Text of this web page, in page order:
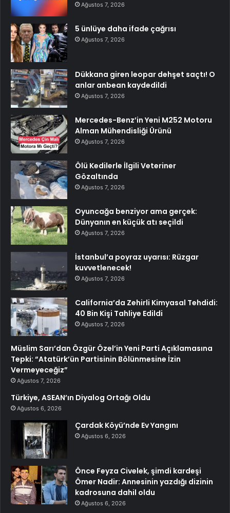
Ağustos 7, 2026
5 ünlüye daha ifade çağrısı
Ağustos 7, 2026
Dükkana giren leopar dehşet saçtı! O
anlar anbean kaydedildi
Ağustos 7, 2026
Mercedes-Benz’in Yeni M252 Motoru
Alman Mühendisliği Ürünü
Ağustos 7, 2026
Ölü Kedilerle İlgili Veteriner
Gözaltında
Ağustos 7, 2026
Oyuncağa benziyor ama gerçek:
Dünyanın en küçük atı seçildi
Ağustos 7, 2026
İstanbul’a poyraz uyarısı: Rüzgar
kuvvetlenecek!
Ağustos 7, 2026
California’da Zehirli Kimyasal Tehdidi:
40 Bin Kişi Tahliye Edildi
Ağustos 7, 2026
Müslim Sarı’dan Özgür Özel’in Yeni Parti Açıklamasına
Tepki: “Atatürk’ün Partisinin Bölünmesine İzin
Vermeyeceğiz”
Ağustos 7, 2026
Türkiye, ASEAN’ın Diyalog Ortağı Oldu
Ağustos 6, 2026
Çardak Köyü’nde Ev Yangını
Ağustos 6, 2026
Önce Feyza Civelek, şimdi kardeşi
Ömer Nadir: Annesinin yazdığı dizinin
kadrosuna dahil oldu
Ağustos 6, 2026